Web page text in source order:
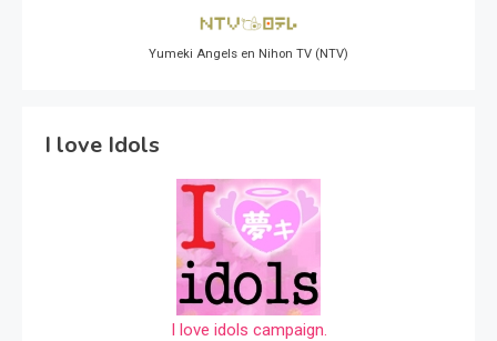
Yumeki Angels en Nihon TV (NTV)
I love Idols
I love idols campaign.